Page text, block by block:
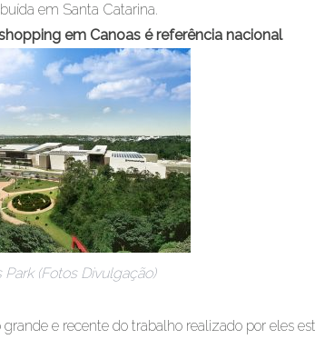
em Santa Catarina.
em Canoas é referência nacional
Park (Fotos Divulgação)
e recente do trabalho realizado por eles